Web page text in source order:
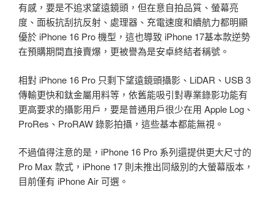
有感，要是不追求望遠鏡頭，但在意自拍品質、螢幕亮
度、面板抗刮抗反射、處理器、充電速度和續航力都明顯
優於 iPhone 16 Pro 機型，這也導致 iPhone 17基本款逆勢
在預購期間直接賣爆，更被譽為是安卓終結者稱號。
相對 iPhone 16 Pro 只剩下望遠鏡頭攝影、LiDAR、USB 3
傳輸更快和鈦金屬用料等，依舊能吸引對專業錄影功能有
更高要求的攝影用戶，要是普通用戶很少在用 Apple Log、
ProRes、ProRAW 錄影拍攝，這些基本都能無視。
不過值得注意的是，iPhone 16 Pro 系列還提供更大尺寸的
Pro Max 款式，iPhone 17 則未推出同級別的大螢幕版本，
目前僅有 iPhone Air 可選。